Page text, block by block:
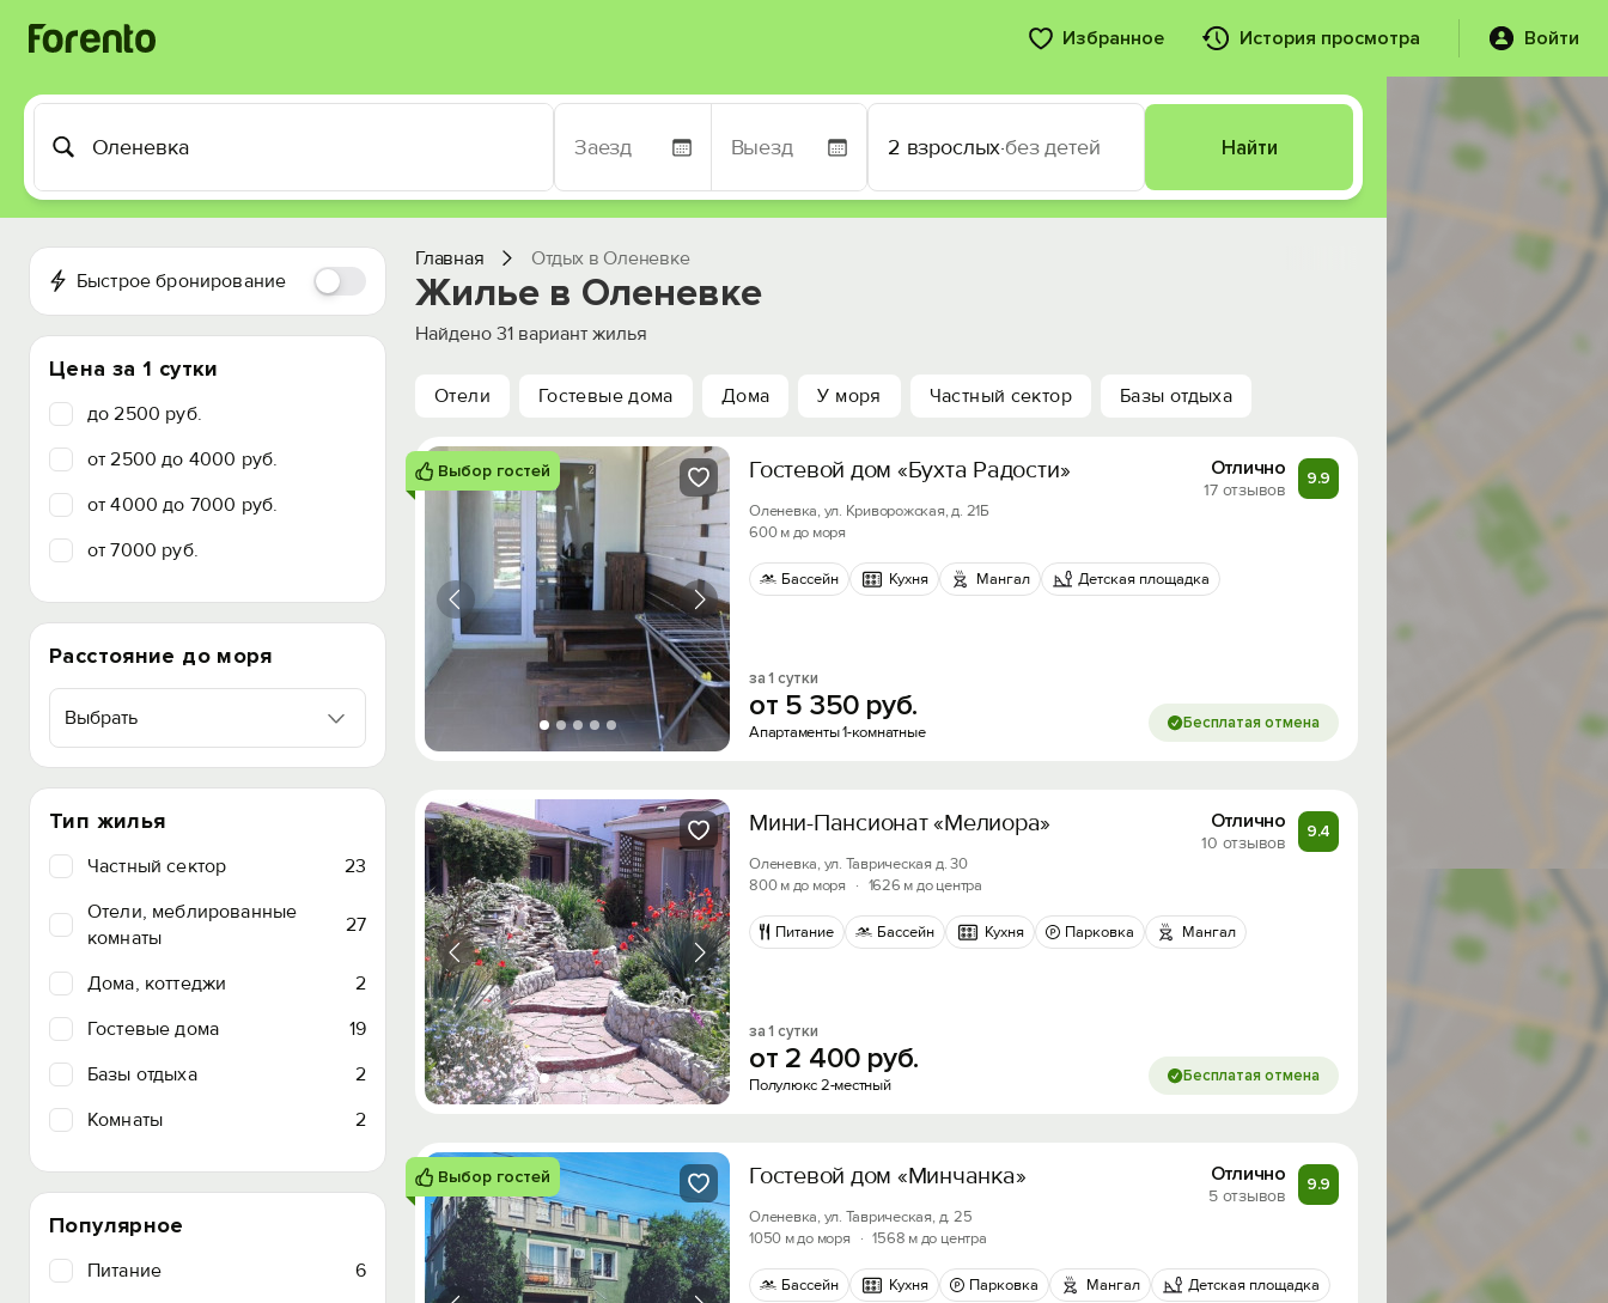
Избранное История просмотра Войти
2 взрослых·без детей Найти
Быстрое бронирование
Цена за 1 сутки
до 2500 руб.
от 2500 до 4000 руб.
от 4000 до 7000 руб.
от 7000 руб.
Расстояние до моря
Выбрать
Тип жилья
Частный сектор
23
Отели, меблированные
комнаты
27
Дома, коттеджи
2
Гостевые дома
19
Базы отдыха
2
Комнаты
2
Популярное
Питание
6
Главная Отдых в Оленевке
Жилье в Оленевке
Найдено 31 вариант жилья
Отели Гостевые дома Дома У моря Частный сектор Базы отдыха
Выбор гостей Гостевой дом «Бухта Радости» Отлично
17 отзывов
9.9
Оленевка, ул. Криворожская, д. 21Б
600 м до моря
Бассейн Кухня Мангал Детская площадка
за 1 сутки
от 5 350 руб.
Апартаменты 1-комнатные Бесплатая отмена
Мини-Пансионат «Мелиора» Отлично
10 отзывов
9.4
Оленевка, ул. Таврическая д. 30
800 м до моря
· 1626 м до центра
Питание Бассейн Кухня Парковка Мангал
за 1 сутки
от 2 400 руб.
Полулюкс 2-местный Бесплатая отмена
Выбор гостей Гостевой дом «Минчанка» Отлично
5 отзывов
9.9
Оленевка, ул. Таврическая, д. 25
1050 м до моря
· 1568 м до центра
Бассейн Кухня Парковка Мангал Детская площадка